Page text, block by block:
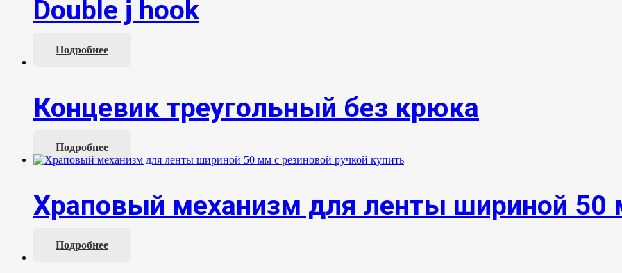
Double j hook
Подробнее
Концевик треугольный без крюка
Подробнее
Храповый механизм для ленты шириной 50
Подробнее